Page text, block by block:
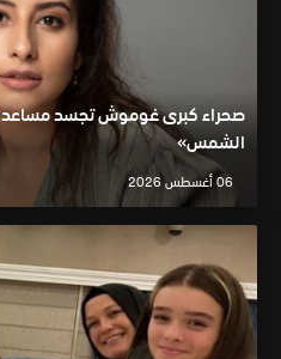
صحراء كبرى غوموش تجسد
الشمس»
06 أغسطس 2026